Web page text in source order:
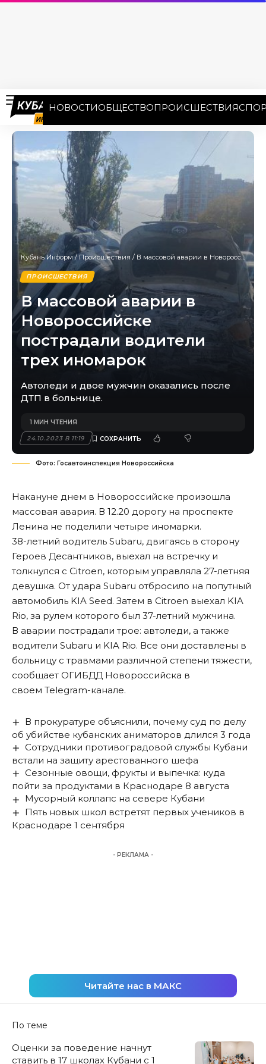
НОВОСТИОБЩЕСТВОПРОИСШЕСТВИЯ
Кубань Информ/ Происшествия / В массовой аварии в Новороссийске пострадали водители трех иномарок
ПРОИСШЕСТВИЯ
В массовой аварии в
Новороссийске
пострадали водители
трех иномарок
Автоледи и двое мужчин оказались после
ДТП в больнице.
24.10.2023 В 11:19
1 МИН ЧТЕНИЯ
Фото: Госавтоинспекция Новороссийска
Накануне днем в Новороссийске произошла
массовая авария. В 12.20 дорогу на проспекте
Ленина не поделили четыре иномарки.
38-летний водитель Subaru, двигаясь в сторону
Героев Десантников, выехал на встречку и
толкнулся с Citroen, которым управляла 27-летняя
девушка. От удара Subaru отбросило на попутный
автомобиль KIA Seed. Затем в Citroen выехал KIA
Rio, за рулем которого был 37-летний мужчина.
В аварии пострадали трое: автоледи, а также
водители Subaru и KIA Rio. Все они доставлены в
больницу с травмами различной степени тяжести,
сообщает ОГИБДД Новороссийска в
своем Telegram-канале.
В прокуратуре объяснили, почему суд по делу
об убийстве кубанских аниматоров длился 3 года
Сотрудники противоградовой службы Кубани
встали на защиту арестованного шефа
Сезонные овощи, фрукты и выпечка: куда
пойти за продуктами в Краснодаре 8 августа
Мусорный коллапс на севере Кубани
Пять новых школ встретят первых учеников в
Краснодаре 1 сентября
- РЕКЛАМА -
Читайте нас в МАКС
По теме
Оценки за поведение начнут
ставить в 17 школах Кубани с 1